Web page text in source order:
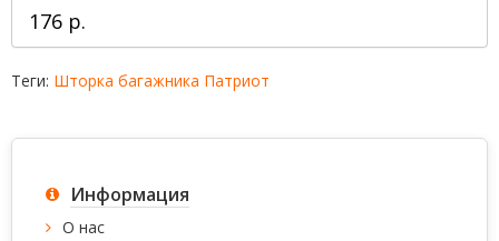
176 р.
Теги: Шторка багажника Патриот
Информация
О нас